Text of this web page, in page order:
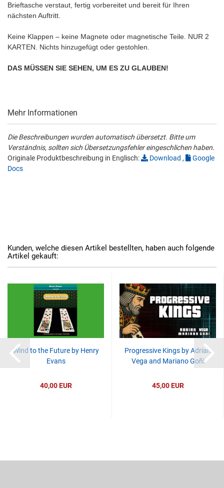
Brieftasche verstaut, fertig vorbereitet und bereit für Ihren
nächsten Auftritt.
Keine Klappen – keine Magnete oder magnetische Teile. NUR 2
KARTEN. Nichts hinzugefügt oder gestohlen.
DAS MÜSSEN SIE SEHEN, UM ES ZU GLAUBEN!
Mehr Informationen
Die Beschreibungen wurden automatisch übersetzt. Bitte um
Verständnis, sollten sich Übersetzungsfehler eingeschlichen haben.
Originale Produktbeschreibung in Englisch:
Download ,
Google
Docs
Kunden, welche diesen Artikel bestellten, haben auch folgende
Artikel gekauft:
Wind to the Future by Henry
Evans
40,00 EUR
Progressive Kings by Adrian
Vega and Mariano Goñi
45,00 EUR